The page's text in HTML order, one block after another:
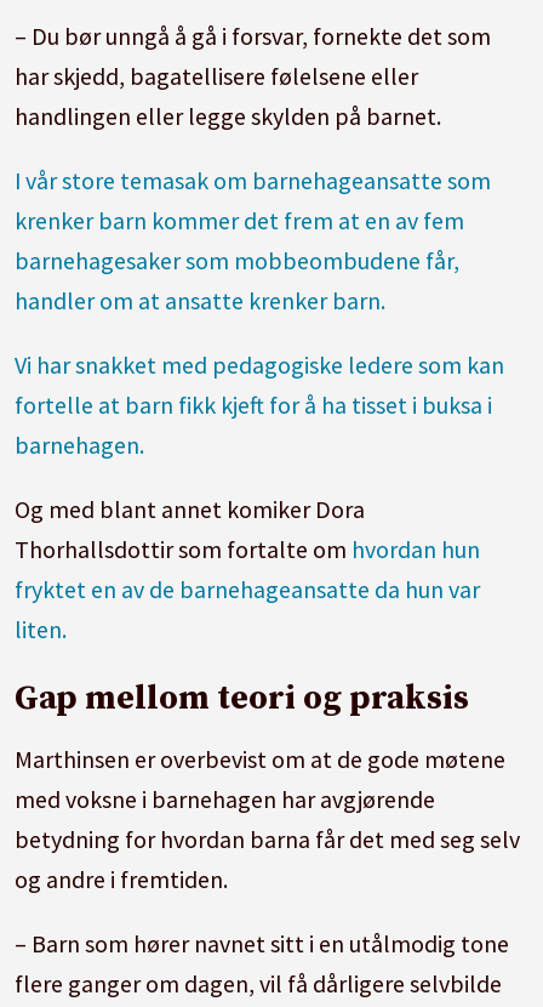
– Du bør unngå å gå i forsvar, fornekte det som
har skjedd, bagatellisere følelsene eller
handlingen eller legge skylden på barnet.
I vår store temasak om barnehageansatte som
krenker barn kommer det frem at en av fem
barnehagesaker som mobbeombudene får,
handler om at ansatte krenker barn.
Vi har snakket med pedagogiske ledere som kan
fortelle at barn fikk kjeft for å ha tisset i buksa i
barnehagen.
Og med blant annet komiker Dora
Thorhallsdottir som fortalte om hvordan hun
fryktet en av de barnehageansatte da hun var
liten.
Gap mellom teori og praksis
Marthinsen er overbevist om at de gode møtene
med voksne i barnehagen har avgjørende
betydning for hvordan barna får det med seg selv
og andre i fremtiden.
– Barn som hører navnet sitt i en utålmodig tone
flere ganger om dagen, vil få dårligere selvbilde